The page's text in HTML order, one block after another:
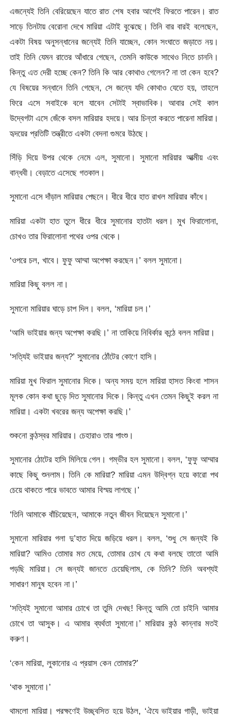
এজন্যেই তিনি বেরিয়েছেন যাতে রাত শেষ হবার আগেই ফিরতে পারেন। রাত
সাড়ে তিনটায় বেরোনা দেখে মারিয়া এটাই বুঝেছে। তিনি বার বারই বলেছেন,
একটা বিষয় অনুসন্ধানের জন্যেই তিনি যাচ্ছেন, কোন সংঘাতে জড়াতে নয়।
তাই তিনি যেমন রাতের আঁধারে গেছেন, তেমনি কাউকে সাথেও নিতে চাননি।
কিন্তু এত দেরী হচ্ছে কেন? তিনি কি আর কোথাও গেলেন? না তা কেন হবে?
যে বিষয়ের সন্ধানে তিনি গেছেন, সে জন্যে যদি কোথাও যেতে হয়, তাহলে
ফিরে এসে সবাইকে বলে যাবেন সেটাই স্বাভাবিক। আবার সেই কাল
উদ্বেগটা এসে জেঁকে বসল মারিয়ার হদয়ে। আর চিন্তা করতে পারেনা মারিয়া।
হৃদয়ের প্রতিটি তন্ত্রীতে একটা বেদনা গুমরে উঠছে।
সিঁড়ি দিয়ে উপর থেকে নেমে এল, সুমানো। সুমানো মারিয়ার আত্মীয় এবং
বান্ধবী। বেড়াতে এসেছে গতকাল।
সুমানো এসে দাঁড়াল মারিয়ার পেছনে। ধীরে ধীরে হাত রাখল মারিয়ার কাঁধে।
মারিয়া একটা হাত তুলে ধীরে ধীরে সুমানোর হাতটা ধরল। মুখ ফিরালোনা,
চোখও তার ফিরালোনা পথের ওপর থেকে।
‘ওপরে চল, খাবে। ফুফু আম্মা অপেক্ষা করছেন।’ বলল সুমানো।
মারিয়া কিছু বলল না।
সুমানো মারিয়ার ঘাড়ে চাপ দিল। বলল, ‘মারিয়া চল।’
‘আমি ভাইয়ার জন্য অপেক্ষা করছি।’ না তাকিয়ে নিবির্কার কন্ঠে বলল মারিয়া।
‘সত্যিই ভাইয়ার জন্য?’ সুমানোর ঠোঁটের কোণে হাসি।
মারিয়া মুখ ফিরাল সুমানোর দিকে। অন্য সময় হলে মারিয়া হাসত কিংবা শাসন
মূলক কোন কথা ছুড়ে দিত সুমানোর দিকে। কিন্তু এখন তেমন কিছুই করল না
মারিয়া। একটা খবরের জন্য অপেক্ষা করছি।’
শুকনো কন্ঠস্বর মারিয়ার। চেহারাও তার পাংশু।
সুমানোর ঠোটের হাসি মিলিয়ে গেল। গম্ভীর হল সুমানো। বলল, ‘ফুফু আম্মার
কাছে কিছু শুনলাম। তিনি কে মারিয়া? মারিয়া এমন উদ্বিগ্ন হয়ে কারো পথ
চেয়ে থাকতে পারে ভাবতে আমার বিস্ময় লাগছে।’
‘তিনি আমাকে বাঁচিয়েছেন, আমাকে নতুন জীবন দিয়েছেন সুমানো।’
সুমানো মারিয়ার গলা দু’হাত দিয়ে জড়িয়ে ধরল। বলল, ‘শুধু সে জন্যই কি
মারিয়া? আমিও তোমার মত মেয়ে, তোমার চোখ যে কথা বলছে তাতো আমি
পড়ছি মারিয়া। সে জন্যই জানতে চেয়েছিলাম, কে তিনি? তিনি অবশ্যই
সাধারণ মানুষ হবেন না।’
‘সত্যিই সুমানো আমার চোখে তা তুমি দেখছ! কিন্তু আমি তো চাইনি আমার
চোখে তা আসুক। এ আমার ব্যর্থতা সুমানো।’ মারিয়ার কন্ঠ কান্নার মতই
করুণ।
‘কেন মারিয়া, লুকানোর এ প্রয়াস কেন তোমার?’
‘থাক সুমানো।’
থামলো মারিয়া। পরক্ষণেই উচ্ছ্বসিত হয়ে উঠল, ‘ঐযে ভাইয়ার গাড়ী, ভাইয়া